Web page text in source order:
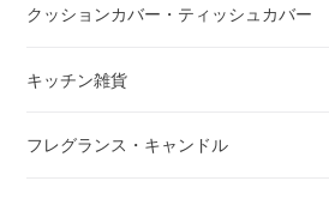
クッションカバー・ティッシュカバー
キッチン雑貨
フレグランス・キャンドル